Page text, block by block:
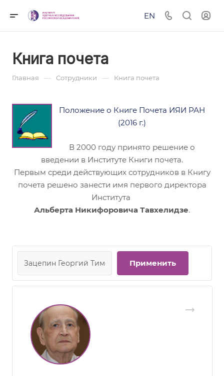
EN
Книга почета
Главная — Сотрудники — Книга почета
Положение о Книге Почета ИЯИ РАН
(2016 г.)
В 2000 году принято решение о
введении в Институте Книги почета.
Первым среди действующих сотрудников в Книгу
почета решено занести имя первого директора
Института
Альберта Никифоровича Тавхелидзе.